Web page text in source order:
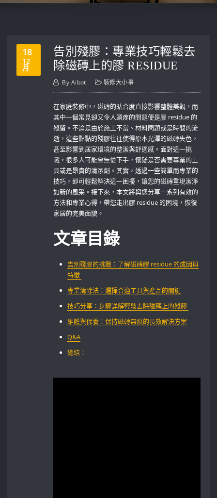
18
12
月
告別殘膠：專業技巧輕鬆去
除磁磚上的膠 RESIDUE
By Aibot 裝修大小事
在家庭裝修中，磁磚的貼合度直接影響整體美觀，而
其中一個常見卻又令人頭疼的問題便是膠 residue 的
殘留。不論是由於施工不當、材料問題或是時間的流
逝，這些黏黏的殘膠往往使得原本光澤的磁磚失色，
甚至影響到居家環境的整潔與舒適感。面對這一挑
戰，很多人可能會無從下手，懷疑是否需要專業的工
具或是昂貴的清潔劑。其實，透過一些簡單而專業的
技巧，即可輕鬆解決這一困擾，讓您的磁磚重現潔淨
如新的風采。接下來，本文將與您分享一系列有效的
方法和專業心得，帶您走出膠 ⁢residue 的困境，恢復
家居的完美面貌。
文章目錄
告別殘膠的挑戰：了解磁磚膠 ⁣residue 的成因與
特徵 ⁣
專業清除法：選擇合適工具與產品的關鍵‌
技巧分享：步驟詳解輕鬆去除磁磚上的殘膠 ​⁤
維護與保養：保持磁磚無痕的長效解決方案
Q&A
總結：